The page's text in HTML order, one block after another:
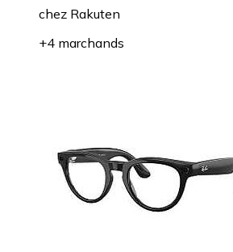
chez Rakuten
+4 marchands